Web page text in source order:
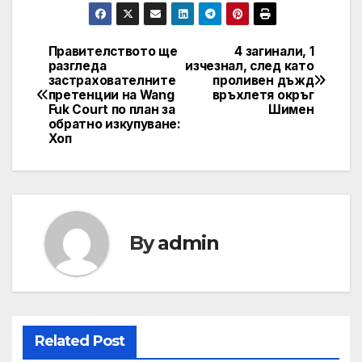
Post
navigation
4 загинали, 1
изчезнал, след като
проливен дъжд
връхлетя окръг
Шимен
Правителството ще
разгледа
застрахователните
претенции на Wang
Fuk Court по план за
обратно изкупуване:
Хоп
Byadmin
Related Post